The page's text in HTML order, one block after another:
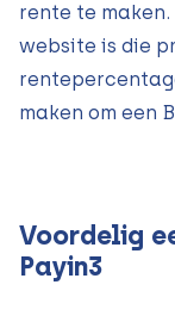
rente te
website is die
maken om een
Voordelig
Payin3